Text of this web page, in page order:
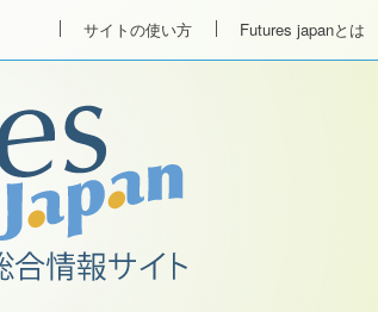
サイトの使い方 Futures japanとは